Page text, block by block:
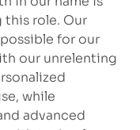
role. Our
for our
our unrelenting
while
advanced